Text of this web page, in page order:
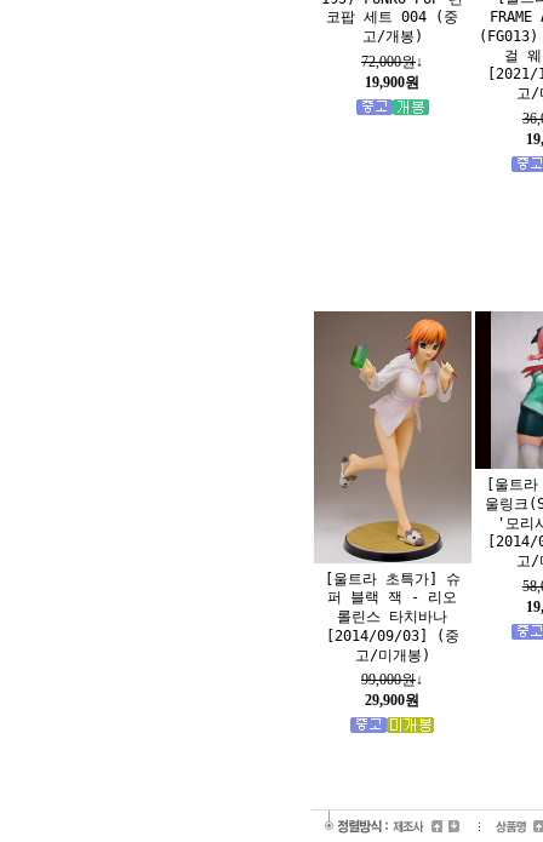
코팝 세트 004 (중
고/개봉)
72,000원↓
19,900원
FRAME
걸
고/
[울트라 초특가] 슈
퍼 블랙 잭 - 리오
롤린스 타치바나
[2014/09/03] (중
고/미개봉)
99,000원↓
29,900원
[울트
울링크
'모리
고/